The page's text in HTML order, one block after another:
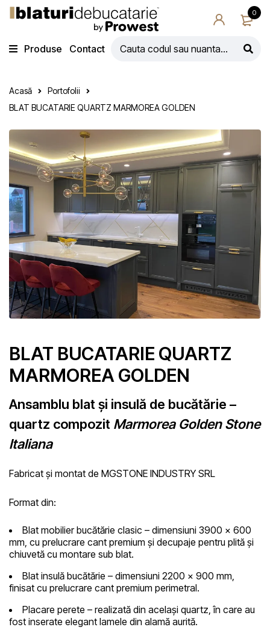
0
Produse Contact
Acasă
Portofolii
BLAT BUCATARIE QUARTZ MARMOREA GOLDEN
BLAT BUCATARIE QUARTZ
MARMOREA GOLDEN
Ansamblu blat și insulă de bucătărie –
quartz compozit Marmorea Golden Stone
Italiana
Fabricat și montat de MGSTONE INDUSTRY SRL
Format din:
Blat mobilier bucătărie clasic – dimensiuni 3900 x 600
mm, cu prelucrare cant premium și decupaje pentru plită și
chiuvetă cu montare sub blat.
Blat insulă bucătărie – dimensiuni 2200 x 900 mm,
finisat cu prelucrare cant premium perimetral.
Placare perete – realizată din același quartz, în care au
fost inserate elegant lamele din alamă aurită.